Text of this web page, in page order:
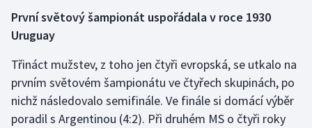
První světový šampionát uspořádala v roce 1930
Uruguay
Třináct mužstev, z toho jen čtyři evropská, se utkalo na
prvním světovém šampionátu ve čtyřech skupinách, po
nichž následovalo semifinále. Ve finále si domácí výběr
poradil s Argentinou (4:2). Při druhém MS o čtyři roky